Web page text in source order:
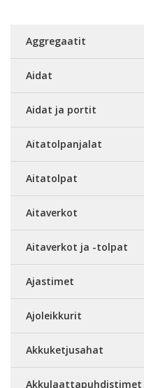
Aggregaatit
Aidat
Aidat ja portit
Aitatolpanjalat
Aitatolpat
Aitaverkot
Aitaverkot ja -tolpat
Ajastimet
Ajoleikkurit
Akkuketjusahat
Akkulaattapuhdistimet